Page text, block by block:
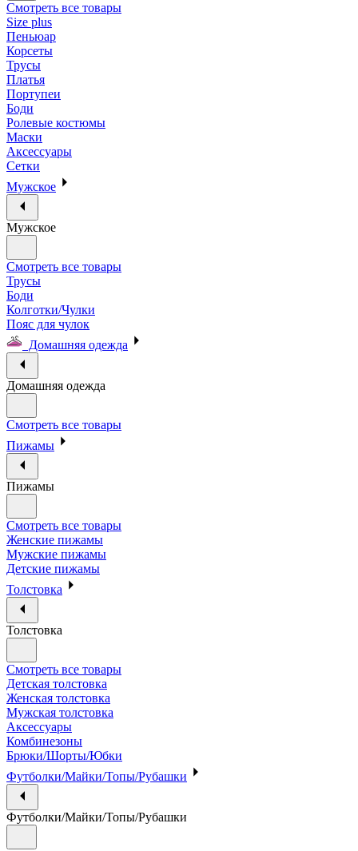
Смотреть все товары
Size plus
Пеньюар
Корсеты
Трусы
Платья
Портупеи
Боди
Ролевые костюмы
Маски
Аксессуары
Сетки
Мужское
Мужское
Смотреть все товары
Трусы
Боди
Колготки/Чулки
Пояс для чулок
Домашняя одежда
Домашняя одежда
Смотреть все товары
Пижамы
Пижамы
Смотреть все товары
Женские пижамы
Мужские пижамы
Детские пижамы
Толстовка
Толстовка
Смотреть все товары
Детская толстовка
Женская толстовка
Мужская толстовка
Аксессуары
Комбинезоны
Брюки/Шорты/Юбки
Футболки/Майки/Топы/Рубашки
Футболки/Майки/Топы/Рубашки